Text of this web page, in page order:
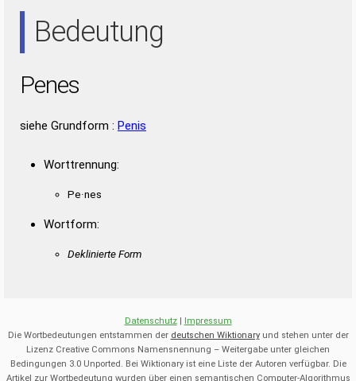
Bedeutung
Penes
siehe Grundform : Penis
Worttrennung:
Pe·nes
Wortform:
Deklinierte Form
Datenschutz| Impressum
Die Wortbedeutungen entstammen der deutschen Wiktionaryund stehen unter der
Lizenz Creative Commons Namensnennung – Weitergabe unter gleichen
Bedingungen 3.0 Unported. Bei Wiktionary ist eine Liste der Autoren verfügbar. Die
Artikel zur Wortbedeutung wurden über einen semantischen Computer-Algorithmus